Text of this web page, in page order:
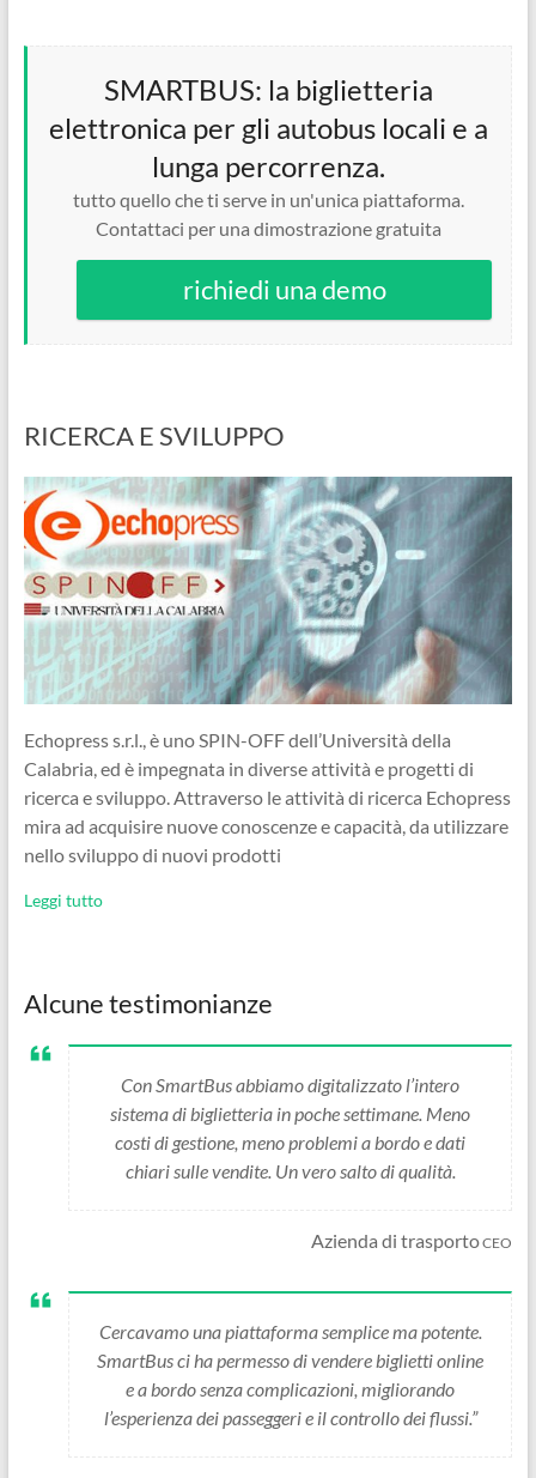
SMARTBUS: la biglietteria
elettronica per gli autobus locali e a
lunga percorrenza.
tutto quello che ti serve in un'unica piattaforma.
Contattaci per una dimostrazione gratuita
richiedi una demo
RICERCA E SVILUPPO
Echopress s.r.l., è uno SPIN-OFF dell’Università della
Calabria, ed è impegnata in diverse attività e progetti di
ricerca e sviluppo. Attraverso le attività di ricerca Echopress
mira ad acquisire nuove conoscenze e capacità, da utilizzare
nello sviluppo di nuovi prodotti
Leggi tutto
Alcune testimonianze
Con SmartBus abbiamo digitalizzato l’intero
sistema di biglietteria in poche settimane. Meno
costi di gestione, meno problemi a bordo e dati
chiari sulle vendite. Un vero salto di qualità.
Azienda di trasportoCEO
Cercavamo una piattaforma semplice ma potente.
SmartBus ci ha permesso di vendere biglietti online
e a bordo senza complicazioni, migliorando
l’esperienza dei passeggeri e il controllo dei flussi.”